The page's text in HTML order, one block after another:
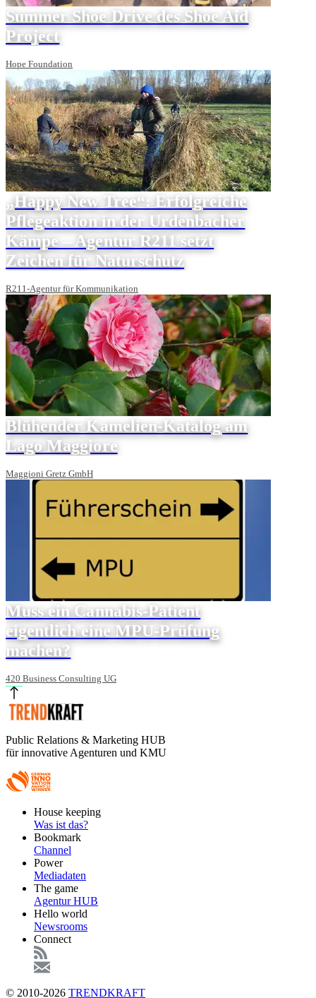
Summer Shoe Drive des Shoe Aid
Project
Hope Foundation
„Happy New Tree“: Erfolgreiche
Pflegeaktion in der Urdenbacher
Kämpe – Agentur R211 setzt
Zeichen für Naturschutz
R211-Agentur für Kommunikation
Blühender Kamelien-Katalog am
Lago Maggiore
Maggioni Gretz GmbH
Muss ein Cannabis-Patient
eigentlich eine MPU-Prüfung
machen?
420 Business Consulting UG
Public Relations & Marketing HUB
für innovative Agenturen und KMU
FooterHouse keeping
Was ist das?
Bookmark
Channel
Power
Mediadaten
The game
Agentur HUB
Hello world
Newsrooms
Connect
© 2010-2026 TRENDKRAFT